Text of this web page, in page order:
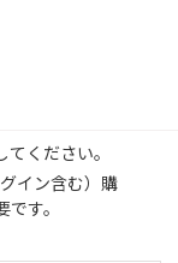
ください。
イン含む）購
す。